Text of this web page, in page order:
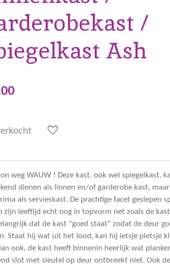
/
Ash
weg WAUW ! Deze kast, ook wel spiegelkast,
dienen als linnen en/of garderobe kast,
als servieskast. De prachtige facet geslepen
zijn leeftijd echt nog in topvorm net zoals de
dat de kast "goed staat" zodat de deur
Staat hij wat uit het lood, kan hij ietsje pietsje
ook, de kast heeft binnenin heerlijk wat
slot met sleutel op deur ontbreekt niet. Ook